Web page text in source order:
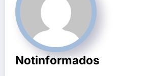
Notinformados